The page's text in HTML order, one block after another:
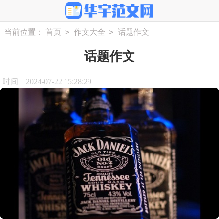
当前位置： 首页 > 作文大全 > 话题作文
话题作文
时间：2024-07-22 15:28:29